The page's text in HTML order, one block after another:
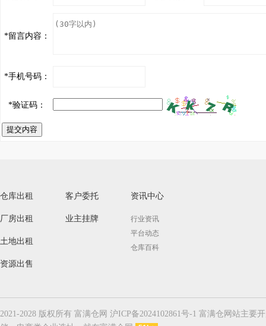
*留言内容：
*手机号码：
*验证码：
提交内容
仓库出租
厂房出租
土地出租
资源出售
客户委托
业主挂牌
资讯中心
行业资讯
平台动态
仓库百科
2021-2028 版权所有 富满仓网 沪ICP备2024102861号-1 富满仓网站主